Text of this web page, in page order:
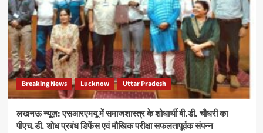
Breaking News Lucknow Uttar Pradesh
लखनऊ न्यूज़: एसआरएमयू में समाजशास्त्र के शोधार्थी बी.डी. चौधरी का
पीएच.डी. शोध प्रबंध डिफेंस एवं मौखिक परीक्षा सफलतापूर्वक संपन्न